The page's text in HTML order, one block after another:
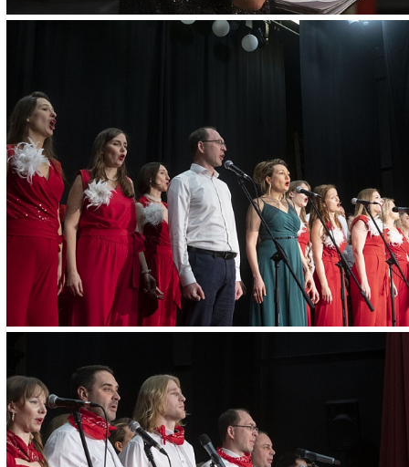
ЕЛЕНА ЮРЬЕВНА УЛЬЯНОВА
- высшее
П.И.Чайковского,
- педагог с
ансамблевой и
- Почетный член